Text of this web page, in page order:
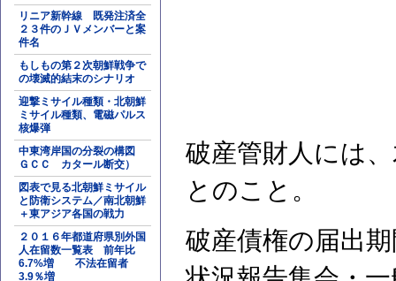
リニア新幹線 既発注済全
２３件のＪＶメンバーと案
件名
もしもの第２次朝鮮戦争で
の壊滅的結末のシナリオ
迎撃ミサイル種類・北朝鮮
ミサイル種類、電磁パルス
核爆弾
中東湾岸国の分裂の構図
ＧＣＣ カタール断交）
図表で見る北朝鮮ミサイル
と防衛システム／南北朝鮮
＋東アジア各国の戦力
２０１６年都道府県別外国
人在留数一覧表 前年比
6.7%増 不法在留者
3.9％増
破産管財人には
とのこと。
破産債権の届出